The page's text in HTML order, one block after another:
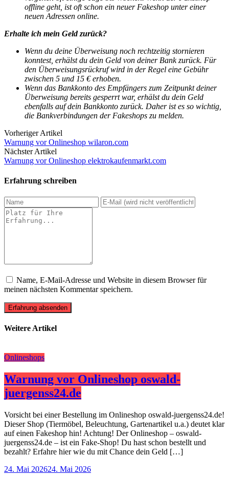
offline geht, ist oft schon ein neuer Fakeshop unter einer
neuen Adressen online.
Erhalte ich mein Geld zurück?
Wenn du deine Überweisung noch rechtzeitig stornieren
konntest, erhälst du dein Geld von deiner Bank zurück. Für
den Überweisungsrückruf wird in der Regel eine Gebühr
zwischen 5 und 15 € erhoben.
Wenn das Bankkonto des Empfängers zum Zeitpunkt deiner
Überweisung bereits gesperrt war, erhälst du dein Geld
ebenfalls auf dein Bankkonto zurück. Daher ist es so wichtig,
die Bankverbindungen der Fakeshops zu melden.
Vorheriger Artikel
Warnung vor Onlineshop wilaron.com
Nächster Artikel
Warnung vor Onlineshop elektrokaufenmarkt.com
Erfahrung schreiben
Name, E-Mail-Adresse und Website in diesem Browser für
meinen nächsten Kommentar speichern.
Erfahrung absenden
Weitere Artikel
Onlineshops
Warnung vor Onlineshop oswald-
juergenss24.de
Vorsicht bei einer Bestellung im Onlineshop oswald-juergenss24.de!
Dieser Shop (Tiermöbel, Beleuchtung, Gartenartikel u.a.) deutet klar
auf einen Fakeshop hin! Achtung! Der Onlineshop – oswald-
juergenss24.de – ist ein Fake-Shop! Du hast schon bestellt und
bezahlt? Erfahre hier wie du mit Chance dein Geld […]
24. Mai 202624. Mai 2026